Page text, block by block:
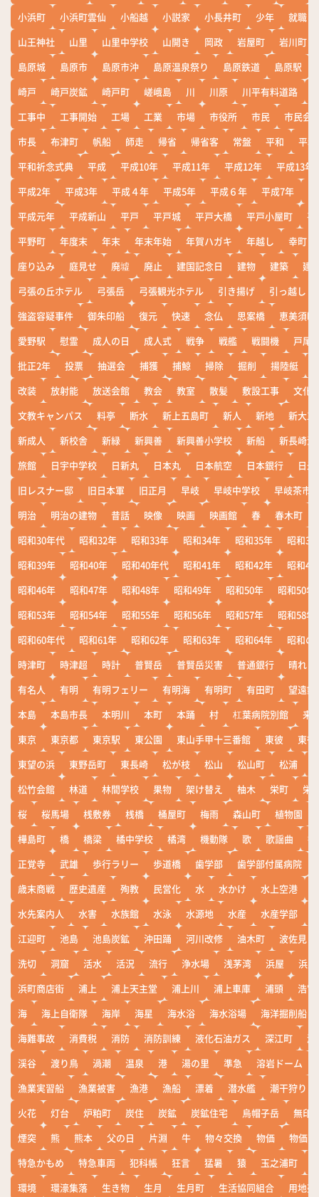
小浜町 小浜町雲仙 小船越 小説家 小長井町 少年
就職
山王神社
山里 山里中学校 山開き 岡政 岩屋町
岩川町
島原城
島原市 島原市沖 島原温泉祭り 島原鉄道 島原駅
崎戸
崎戸炭鉱 崎戸町 嵯峨島 川 川原 川平有料道路
工事中
工事開始 工場 工業 市場 市役所 市民
市民会
市長
布津町 帆船 師走 帰省 帰省客 常盤 平和
平
平和祈念式典
平成 平成10年 平成11年 平成12年
平成13年
平成2年
平成3年 平成４年 平成5年 平成６年 平成7年
平成元年
平成新山 平戸 平戸城 平戸大橋 平戸小屋町
平
平野町
年度末 年末 年末年始 年賀ハガキ 年越し
幸町
座り込み
庭見せ 廃墟 廃止 建国記念日 建物 建築
建
弓張の丘ホテル
弓張岳 弓張観光ホテル 引き揚げ
引っ越し
強盗容疑事件
御朱印船 復元 快速 念仏 思案橋
恵美須町
愛野駅
慰霊 成人の日 成人式 戦争 戦艦 戦闘機
戸尾
批正2年
投票 抽選会 捕獲 捕鯨 掃除 掘削 揚陸艇
改装
放射能 放送会館 教会 教室 散髪 敷設工事
文化
文教キャンパス
料亭 断水 新上五島町 新人 新地
新大工
新成人
新校舎 新緑 新興善 新興善小学校 新船
新長崎漁
旅館
日宇中学校 日新丸 日本丸 日本航空 日本銀行
日
旧レスナー邸
旧日本軍 旧正月 早岐 早岐中学校
早岐茶市
明治
明治の建物 昔話 映像 映画 映画館 春 春木町
昭和30年代
昭和32年 昭和33年 昭和34年 昭和35年
昭和36
昭和39年
昭和40年 昭和40年代 昭和41年 昭和42年
昭和43
昭和46年
昭和47年 昭和48年 昭和49年 昭和50年
昭和50年
昭和53年
昭和54年 昭和55年 昭和56年 昭和57年
昭和58年
昭和60年代
昭和61年 昭和62年 昭和63年 昭和64年
昭和の
時津町
時津超 時計 普賢岳 普賢岳災害 普通銀行
晴れ
有名人
有明 有明フェリー 有明海 有明町 有田町
望遠鏡
本島
本島市長 本明川 本町 本踊 村 杠葉病院別館
来
東京
東京都 東京駅 東公園 東山手甲十三番館 東彼
東彼
東望の浜
東野岳町 東長崎 松が枝 松山 松山町 松浦
松竹会館
林道 林間学校 果物 架け替え 柚木 栄町
栄
桜
桜馬場 桟敷券 桟橋 桶屋町 梅雨 森山町 植物園
樺島町
橋 橋梁 橘中学校 橘湾 機動隊 歌 歌謡曲
正覚寺
武雄 歩行ラリー 歩道橋 歯学部 歯学部付属病院
歳末商戦
歴史遺産 殉教 民営化 水 水かけ 水上空港
水先案内人
水害 水族館 水泳 水源地 水産 水産学部
江迎町
池島 池島炭鉱 沖田踊 河川改修 油木町
波佐見
洗切
洞窟 活水 活況 流行 浄水場 浅茅湾 浜屋
浜
浜町商店街
浦上 浦上天主堂 浦上川 浦上車庫 浦頭
浩宮
海
海上自衛隊 海岸 海星 海水浴 海水浴場
海洋掘削船
海難事故
消費税 消防 消防訓練 液化石油ガス 深江町
淵
渓谷
渡り鳥 渦潮 温泉 港 湯の里 準急 溶岩ドーム
漁業実習船
漁業被害 漁港 漁船 漂着 潜水艦
潮干狩り
火花
灯台 炉粕町 炭住 炭鉱 炭鉱住宅 烏帽子岳
無印
煙突
熊 熊本 父の日 片淵 牛 物々交換 物価
物価高
特急かもめ
特急車両 犯科帳 狂言 猛暑 猿 玉之浦町
環境
環濠集落 生き物 生月 生月町 生活協同組合
用地売